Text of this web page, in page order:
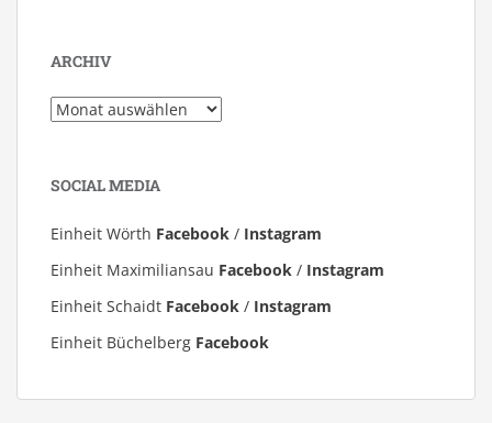
ARCHIV
Archiv
SOCIAL MEDIA
Einheit Wörth Facebook / Instagram
Einheit Maximiliansau Facebook / Instagram
Einheit Schaidt Facebook / Instagram
Einheit Büchelberg Facebook